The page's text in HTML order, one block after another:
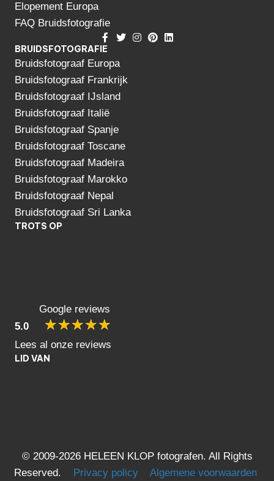
Elopement Europa
FAQ Bruidsfotografie
BRUIDSFOTOGRAFIE
Bruidsfotograaf Europa
Bruidsfotograaf Frankrijk
Bruidsfotograaf IJsland
Bruidsfotograaf Italië
Bruidsfotograaf Spanje
Bruidsfotograaf Toscane
Bruidsfotograaf Madeira
Bruidsfotograaf Marokko
Bruidsfotograaf Nepal
Bruidsfotograaf Sri Lanka
TROTS OP
Google reviews
5.0
☆☆☆☆☆
Lees al onze reviews
LID VAN
© 2009-2026 HELEEN KLOP fotografen. All Rights
Reserved.
Privacy policy Algemene voorwaarden